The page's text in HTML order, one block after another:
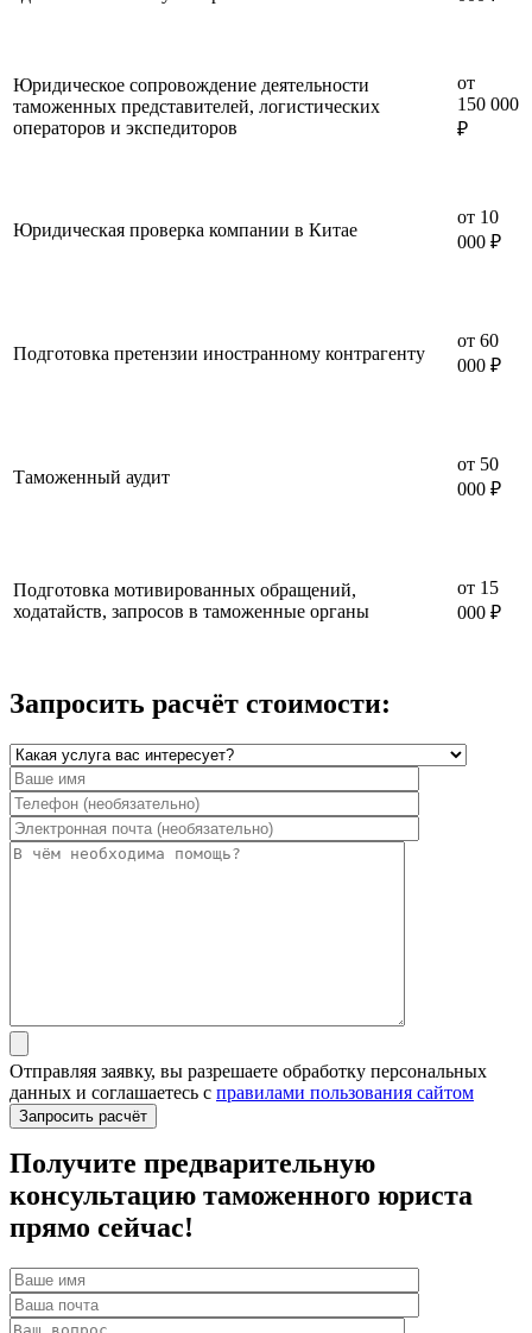
Юридическое сопровождение деятельности
таможенных представителей, логистических
операторов и экспедиторов
от
150 000
₽
Юридическая проверка компании в Китае
от 10
000 ₽
Подготовка претензии иностранному контрагенту
от 60
000 ₽
Таможенный аудит
от 50
000 ₽
Подготовка мотивированных обращений,
ходатайств, запросов в таможенные органы
от 15
000 ₽
Запросить расчёт стоимости:
Отправляя заявку, вы разрешаете обработку персональных
данных и соглашаетесь с правилами пользования сайтом
Получите предварительную
консультацию таможенного юриста
прямо сейчас!